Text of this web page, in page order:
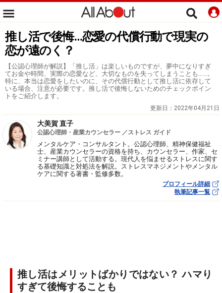
推し活で後悔…恋愛の代償行動で現実の
恋が遠のく？
【公認心理師が解説】「推し活」は楽しいものですが、夢中になりすぎ
てお金や時間、実際の恋愛など、大切なものを失ってしまうことも……。
特に、本当は恋愛をしたいのに、その代償行動として推し活に依存して
いる場合、注意が必要です。推し活で後悔しないためのチェックポイン
トをご紹介します。
更新日： 2022年04月21日
大美賀 直子
公認心理師・産業カウンセラー ／ストレス ガイド
メンタルケア・コンサルタント。公認心理師、精神保健福祉
士、産業カウンセラーの資格を持ち、カウンセラー、作家、セ
ミナー講師として活動する。現代人を悩ませるストレスに関す
る基礎知識と対処法を解説。ストレスマネジメントやメンタル
ケアに関する著書・監修多数。
プロフィール詳細
執筆記事一覧
推し活はメリットばかりではない？ ハマり
すぎて後悔することも